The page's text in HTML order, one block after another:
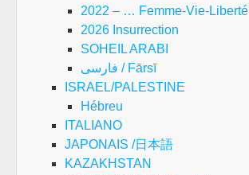
2022 – … Femme-Vie-Liberté
2026 Insurrection
SOHEIL ARABI
فارسی / Fārsī
ISRAEL/PALESTINE
Hébreu
ITALIANO
JAPONAIS /日本語
KAZAKHSTAN